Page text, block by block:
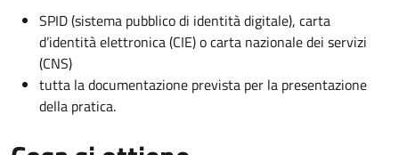
SPID (sistema pubblico di identità digitale), carta
d’identità elettronica (CIE) o carta nazionale dei servizi
(CNS)
tutta la documentazione prevista per la presentazione
della pratica.